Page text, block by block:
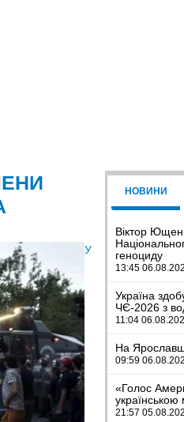
У
НОВИНИ
Віктор
геноциду
13:45
Україна
ЧЄ-2026 з
11:04
На
09:59
«Голос
21:57